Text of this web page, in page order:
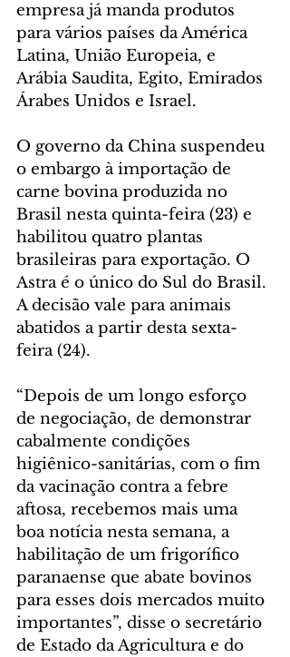
empresa já manda produtos
para vários países da América
Latina, União Europeia, e
Arábia Saudita, Egito, Emirados
Árabes Unidos e Israel.
O governo da China suspendeu
o embargo à importação de
carne bovina produzida no
Brasil nesta quinta-feira (23) e
habilitou quatro plantas
brasileiras para exportação. O
Astra é o único do Sul do Brasil.
A decisão vale para animais
abatidos a partir desta sexta-
feira (24).
“Depois de um longo esforço
de negociação, de demonstrar
cabalmente condições
higiênico-sanitárias, com o fim
da vacinação contra a febre
aftosa, recebemos mais uma
boa notícia nesta semana, a
habilitação de um frigorífico
paranaense que abate bovinos
para esses dois mercados muito
importantes”, disse o secretário
de Estado da Agricultura e do